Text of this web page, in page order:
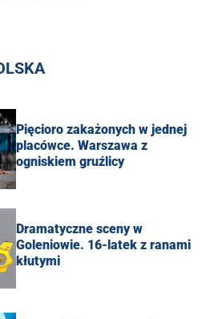
Pięcioro zakażonych w jednej
placówce. Warszawa z
ogniskiem gruźlicy
Dramatyczne sceny w
Goleniowie. 16-latek z ranami
kłutymi